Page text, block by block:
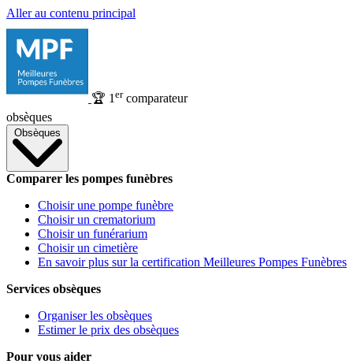
Aller au contenu principal
🏆 1 ercomparateur
obsèques
Obsèques
Comparer les pompes funèbres
Choisir une pompe funèbre
Choisir un crematorium
Choisir un funérarium
Choisir un cimetière
En savoir plus sur la certification Meilleures Pompes Funèbres
Services obsèques
Organiser les obsèques
Estimer le prix des obsèques
Pour vous aider